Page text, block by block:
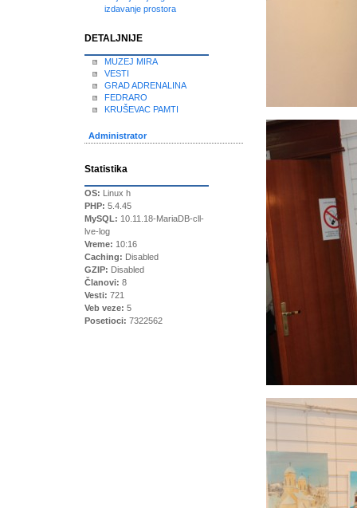
izdavanje prostora
DETALJNIJE
MUZEJ MIRA
VESTI
GRAD ADRENALINA
FEDRARO
KRUŠEVAC PAMTI
Administrator
Statistika
OS: Linux h
PHP: 5.4.45
MySQL: 10.11.18-MariaDB-cll-
lve-log
Vreme: 10:16
Caching: Disabled
GZIP: Disabled
Članovi: 8
Vesti: 721
Veb veze: 5
Posetioci: 7322562